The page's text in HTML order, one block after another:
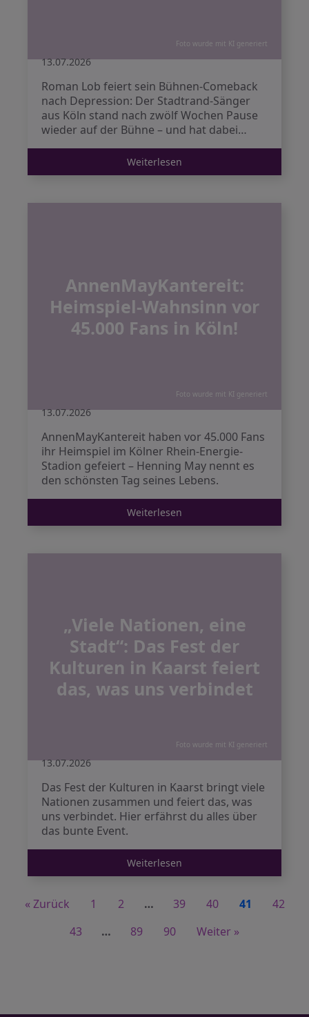
Foto wurde mit KI generiert
13.07.2026
Roman Lob feiert sein Bühnen-Comeback
nach Depression: Der Stadtrand-Sänger
aus Köln stand nach zwölf Wochen Pause
wieder auf der Bühne – und hat dabei…
Weiterlesen
AnnenMayKantereit:
Heimspiel-Wahnsinn vor
45.000 Fans in Köln!
Foto wurde mit KI generiert
13.07.2026
AnnenMayKantereit haben vor 45.000 Fans
ihr Heimspiel im Kölner Rhein-Energie-
Stadion gefeiert – Henning May nennt es
den schönsten Tag seines Lebens.
Weiterlesen
„Viele Nationen, eine
Stadt“: Das Fest der
Kulturen in Kaarst feiert
das, was uns verbindet
Foto wurde mit KI generiert
13.07.2026
Das Fest der Kulturen in Kaarst bringt viele
Nationen zusammen und feiert das, was
uns verbindet. Hier erfährst du alles über
das bunte Event.
Weiterlesen
« Zurück 1 2 … 39 40 41
42
43
… 89 90 Weiter »